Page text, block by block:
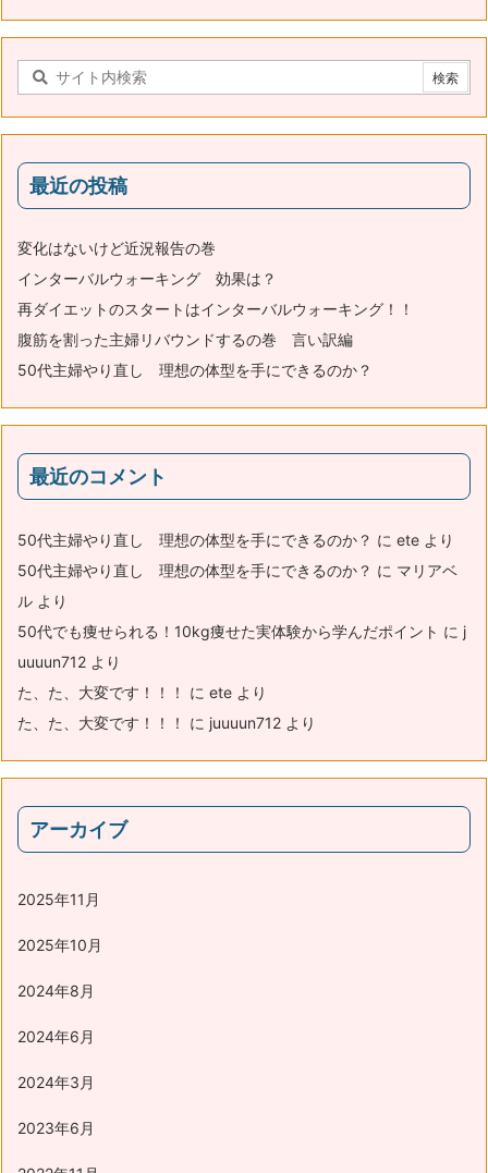
最近の投稿
変化はないけど近況報告の巻
インターバルウォーキング 効果は？
再ダイエットのスタートはインターバルウォーキング！！
腹筋を割った主婦リバウンドするの巻 言い訳編
50代主婦やり直し 理想の体型を手にできるのか？
最近のコメント
50代主婦やり直し 理想の体型を手にできるのか？ に ete より
50代主婦やり直し 理想の体型を手にできるのか？ に マリアベ
ル より
50代でも痩せられる！10kg痩せた実体験から学んだポイント に j
uuuun712 より
た、た、大変です！！！
に ete より
た、た、大変です！！！
に juuuun712 より
アーカイブ
2025年11月
2025年10月
2024年8月
2024年6月
2024年3月
2023年6月